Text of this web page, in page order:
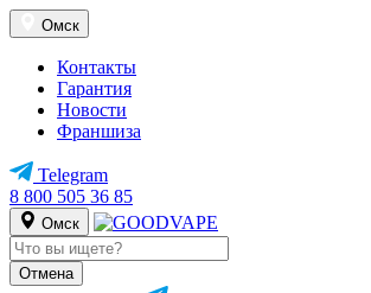
Омск
Контакты
Гарантия
Новости
Франшиза
Telegram
8 800 505 36 85
Омск
Отмена